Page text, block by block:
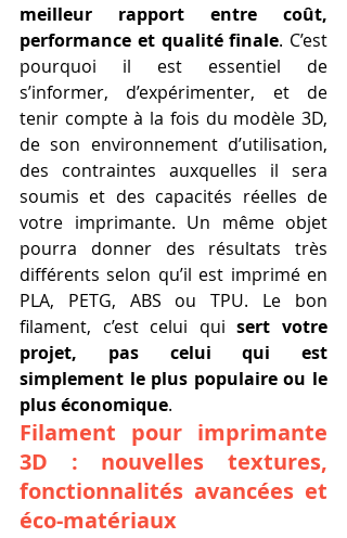
meilleur rapport entre coût,
performance et qualité finale. C’est
pourquoi il est essentiel de
s’informer, d’expérimenter, et de
tenir compte à la fois du modèle 3D,
de son environnement d’utilisation,
des contraintes auxquelles il sera
soumis et des capacités réelles de
votre imprimante. Un même objet
pourra donner des résultats très
différents selon qu’il est imprimé en
PLA, PETG, ABS ou TPU. Le bon
filament, c’est celui qui sert votre
projet, pas celui qui est
simplement le plus populaire ou le
plus économique.
Filament pour imprimante
3D : nouvelles textures,
fonctionnalités avancées et
éco-matériaux